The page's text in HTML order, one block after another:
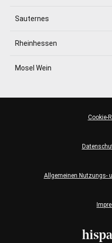
Sauternes
Rheinhessen
Mosel Wein
Allgemeinen Nutzungs-
Cookie-